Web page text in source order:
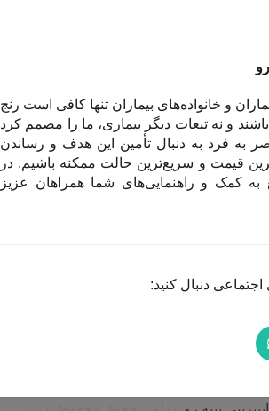
و خانواده‌های بیماران تنها کافی است رنج
و نه تبعات دیگر بیماری، ما را مصمم کرد
به فرد به دنبال تأمین این هدف و رساندن
قیمت و سریع‌ترین حالت ممکنه باشیم. در
به کمک و راهنمایی‌های شما همراهان عزیز
دنبال کنید: